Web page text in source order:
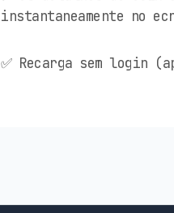
instantaneamente no
✅ Recarga sem login